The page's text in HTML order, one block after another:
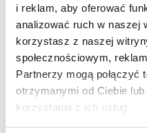
i reklam, aby oferować
analizować ruch w naszej
korzystasz z naszej
społecznościowym,
Partnerzy mogą połączyć
otrzymanymi od Ciebie
korzystania z ich usług.
DANE OSOBY
Nazwa